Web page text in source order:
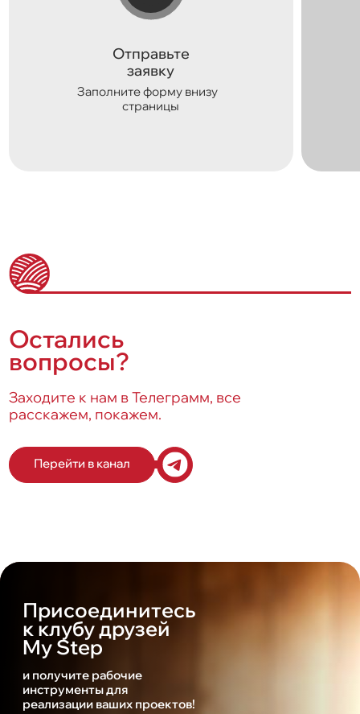
Отправьте
заявку
Заполните форму внизу
страницы
Остались
вопросы?
Заходите к нам в Телеграмм, все
расскажем, покажем.
Перейти в канал
Присоединитесь
к клубу друзей
My Step
и получите рабочие
инструменты для
реализации ваших проектов!